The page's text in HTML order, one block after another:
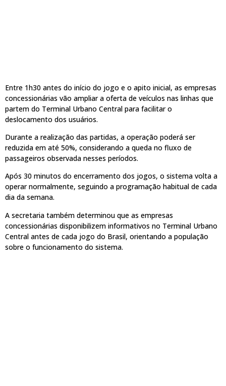
Entre 1h30 antes do início do jogo e o apito inicial, as empresas
concessionárias vão ampliar a oferta de veículos nas linhas que
partem do Terminal Urbano Central para facilitar o
deslocamento dos usuários.
Durante a realização das partidas, a operação poderá ser
reduzida em até 50%, considerando a queda no fluxo de
passageiros observada nesses períodos.
Após 30 minutos do encerramento dos jogos, o sistema volta a
operar normalmente, seguindo a programação habitual de cada
dia da semana.
A secretaria também determinou que as empresas
concessionárias disponibilizem informativos no Terminal Urbano
Central antes de cada jogo do Brasil, orientando a população
sobre o funcionamento do sistema.